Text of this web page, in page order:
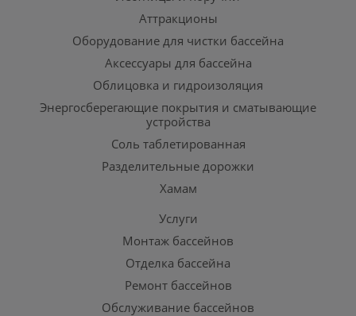
Аттракционы
Оборудование для чистки бассейна
Аксессуары для бассейна
Облицовка и гидроизоляция
Энергосберегающие покрытия и сматывающие
устройства
Соль таблетированная
Разделительные дорожки
Хамам
Услуги
Монтаж бассейнов
Отделка бассейна
Ремонт бассейнов
Обслуживание бассейнов